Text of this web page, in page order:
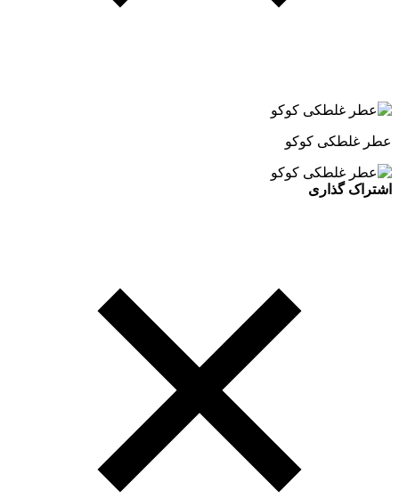
عطر غلطکی کوکو
اشتراک گذاری